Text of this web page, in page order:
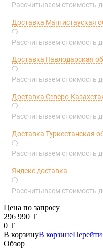
Рассчитываем стоимость
Доставка Мангистауская
Рассчитываем стоимость
Доставка Павлодарская
Рассчитываем стоимость
Доставка Северо-
Рассчитываем стоимость
Доставка Туркестанская
Рассчитываем стоимость
Яндекс доставка
Рассчитываем стоимость
Цена по запросу
296 990 T
0 T
В корзинуВ корзинеПерейти
Обзор